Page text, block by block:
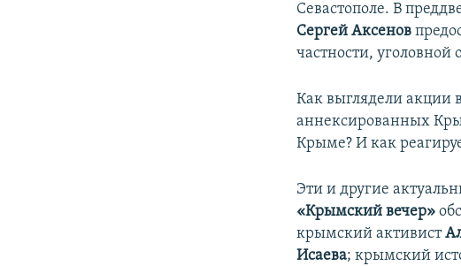
Севастополе. В
Сергей Аксенов
частности, уголовной
Как выглядели акции
аннексированных
Крыме? И как
Эти и другие
«Крымский вечер»
крымский активист
Исаева; крымский